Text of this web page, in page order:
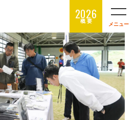
2026
概 要
メニュー